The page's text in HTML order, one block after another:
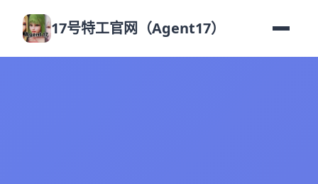
17号特工官网（Agent17）